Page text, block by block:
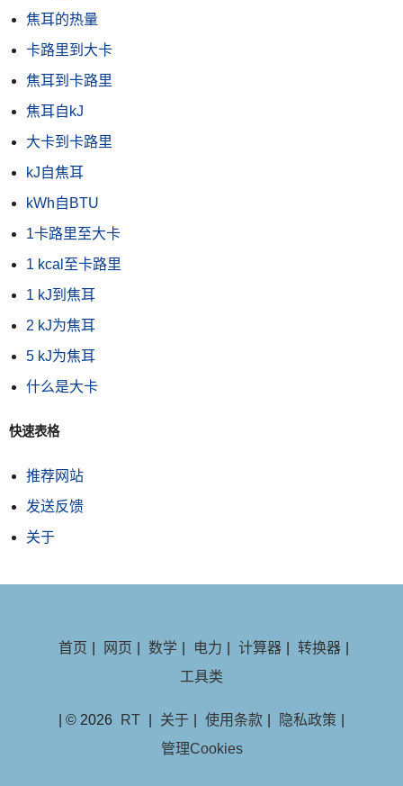
焦耳的热量
卡路里到大卡
焦耳到卡路里
焦耳自kJ
大卡到卡路里
kJ自焦耳
kWh自BTU
1卡路里至大卡
1 kcal至卡路里
1 kJ到焦耳
2 kJ为焦耳
5 kJ为焦耳
什么是大卡
快速表格
推荐网站
发送反馈
关于
首页 网页 数学 电力 计算器 转换器
工具类
| © 2026 RT 关于 使用条款 隐私政策
管理Cookies